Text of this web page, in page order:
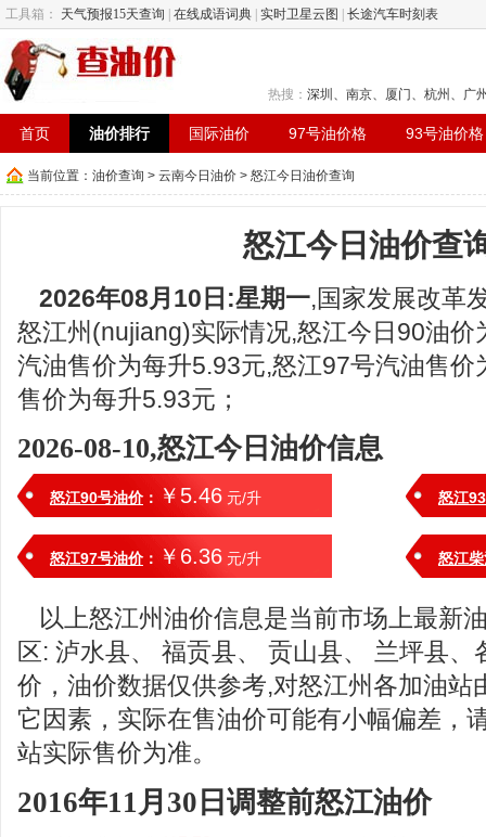
热搜： 深圳 、 南京、 厦门、 杭州 、 广
首页 油价排行 国际油价 97号油价格 93号油价格
工具箱： 天气预报15天查询 在线成语词典 实时卫星云图 长途汽车时刻表
当前位置： 油价查询 > 云南今日油价 > 怒江今日油价查询
怒江今日油价查
2026年08月10日:星期一,国家发展改革
怒江州(nujiang)实际情况,怒江今日90油价
汽油售价为每升5.93元,怒江97号汽油售价
售价为每升5.93元；
2026-08-10,怒江今日油价信息
怒江90号油价 ： ￥5.46 元/升 怒江
怒江97号油价 ： ￥6.36 元/升 怒江
以上怒江州油价信息是当前市场上最新
区: 泸水县、 福贡县、 贡山县、 兰坪县、
价，油价数据仅供参考,对怒江州各加油站
它因素，实际在售油价可能有小幅偏差，
站实际售价为准。
2016年11月30日调整前怒江油价